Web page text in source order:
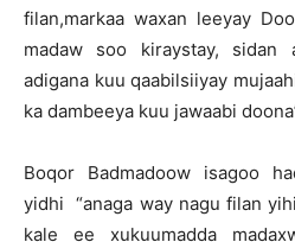
filan,markaa waxan leeyay
madaw soo kiraystay, sidan
adigana kuu qaabilsiiyay
ka dambeeya kuu jawaabi
Boqor Badmadoow isagoo
yidhi “anaga way nagu filan
kale ee xukuumadda